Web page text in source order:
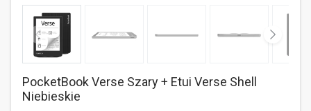
PocketBook Verse Szary + Etui Verse Shell
Niebieskie